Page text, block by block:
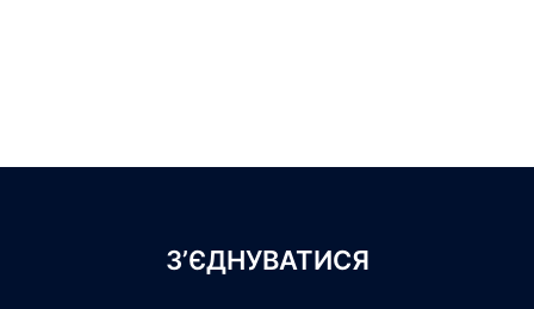
З’ЄДНУВАТИСЯ